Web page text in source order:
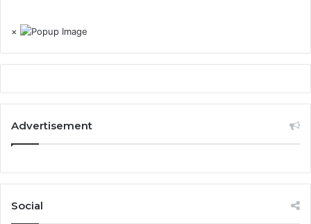
×
Advertisement
Social